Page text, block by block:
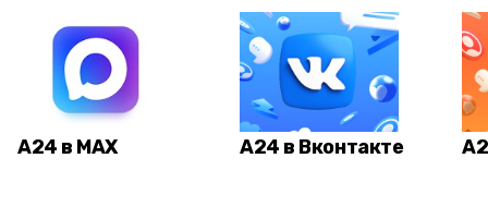
А24 в MAX А24 в Вконтакте